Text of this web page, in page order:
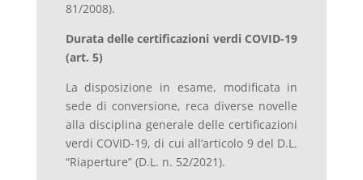
81/2008).
Durata delle certificazioni verdi COVID-19
(art. 5)
La disposizione in esame, modificata in
sede di conversione, reca diverse novelle
alla disciplina generale delle certificazioni
verdi COVID-19, di cui all’articolo 9 del D.L.
“Riaperture” (D.L. n. 52/2021).